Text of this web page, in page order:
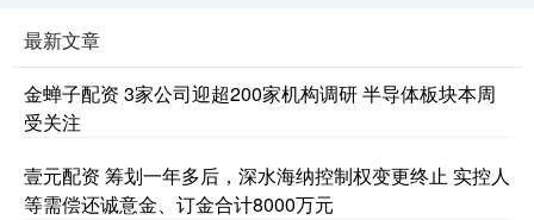
最新文章
金蝉子配资 3家公司迎超200家机构调研 半导体板块本周
受关注
壹元配资 筹划一年多后，深水海纳控制权变更终止 实控人
等需偿还诚意金、订金合计8000万元